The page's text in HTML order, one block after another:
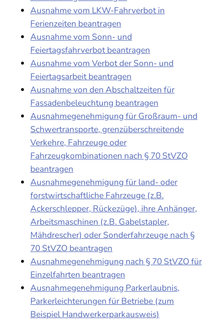
Ausnahme vom LKW-Fahrverbot in
Ferienzeiten beantragen
Ausnahme vom Sonn- und
Feiertagsfahrverbot beantragen
Ausnahme vom Verbot der Sonn- und
Feiertagsarbeit beantragen
Ausnahme von den Abschaltzeiten für
Fassadenbeleuchtung beantragen
Ausnahmegenehmigung für Großraum- und
Schwertransporte, grenzüberschreitende
Verkehre, Fahrzeuge oder
Fahrzeugkombinationen nach § 70 StVZO
beantragen
Ausnahmegenehmigung für land- oder
forstwirtschaftliche Fahrzeuge (z.B.
Ackerschlepper, Rückezüge), ihre Anhänger,
Arbeitsmaschinen (z.B. Gabelstapler,
Mähdrescher) oder Sonderfahrzeuge nach §
70 StVZO beantragen
Ausnahmegenehmigung nach § 70 StVZO für
Einzelfahrten beantragen
Ausnahmegenehmigung Parkerlaubnis,
Parkerleichterungen für Betriebe (zum
Beispiel Handwerkerparkausweis)